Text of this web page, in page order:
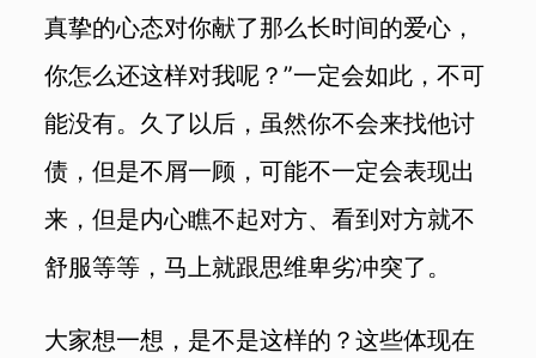
真挚的心态对你献了那么长时间的爱心，
你怎么还这样对我呢？”一定会如此，不可
能没有。久了以后，虽然你不会来找他讨
债，但是不屑一顾，可能不一定会表现出
来，但是内心瞧不起对方、看到对方就不
舒服等等，马上就跟思维卑劣冲突了。
大家想一想，是不是这样的？这些体现在